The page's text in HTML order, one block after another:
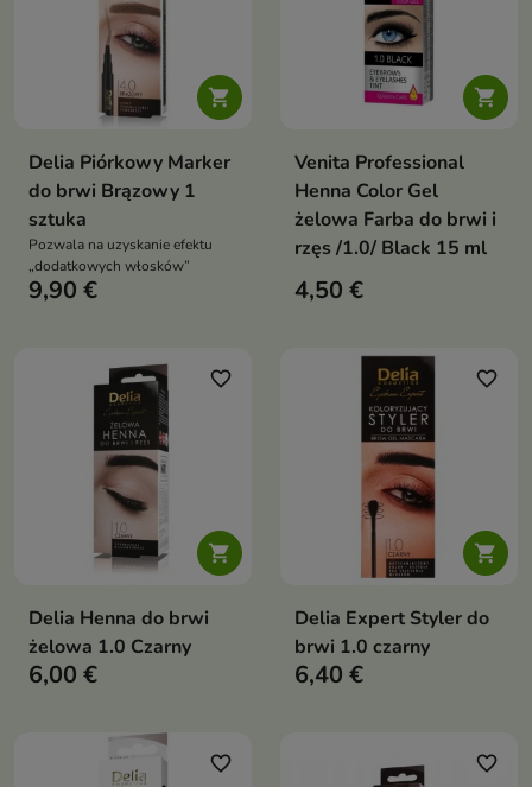

Delia Piórkowy Marker
do brwi Brązowy 1
sztuka
Pozwala na uzyskanie efektu
„dodatkowych włosków”
9,90 €

Venita Professional
Henna Color Gel
żelowa Farba do brwi i
rzęs /1.0/ Black 15 ml
4,50 €

favorite_border
Delia Henna do brwi
żelowa 1.0 Czarny
6,00 €

favorite_border
Delia Expert Styler do
brwi 1.0 czarny
6,40 €
favorite_border favorite_border